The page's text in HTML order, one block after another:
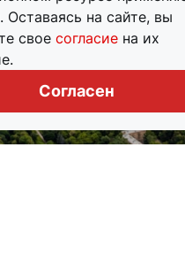
на сайте, вы
свое согласие на их
Согласен